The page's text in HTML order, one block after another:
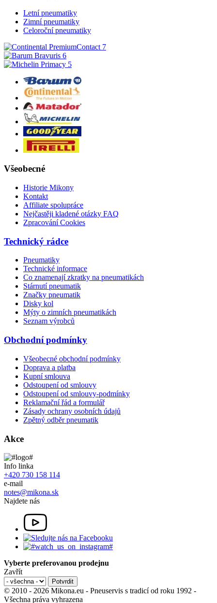
Letní pneumatiky
Zimní pneumatiky
Celoroční pneumatiky
Všeobecné
Historie Mikony
Kontakt
Affiliate spolupráce
Nejčastěji kladené otázky FAQ
Zpracování Cookies
Technický rádce
Pneumatiky
Technické informace
Co znamenají zkratky na pneumatikách
Stárnutí pneumatik
Značky pneumatik
Disky kol
Mýty o zimních pneumatikách
Seznam výrobců
Obchodní podmínky
Všeobecné obchodní podmínky
Doprava a platba
Kupní smlouva
Odstoupení od smlouvy
Odstoupení od smlouvy-podmínky
Reklamační řád a formulář
Zásady ochrany osobních údajů
Zpětný odběr pneumatik
Akce
Info linka
+420 730 158 114
e-mail
notes@mikona.sk
Najdete nás
Vyberte preferovanou prodejnu
Zavřít
© 2010 - 2026 Mikona.eu - Pneuservis s tradicí od roku 1992 -
Všechna práva vyhrazena